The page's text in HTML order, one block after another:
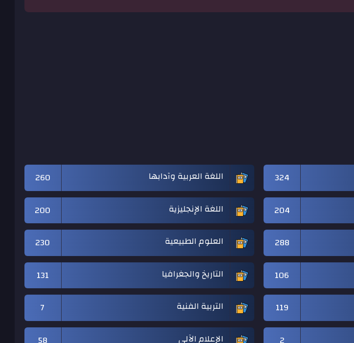
324 اللغة العربية وآدابها
260
204 اللغة الإنجليزية
200
288 العلوم الطبيعية
230
106 التاريخ والجغرافيا
131
119 التربية الفنية
7
الإعلام الآلي